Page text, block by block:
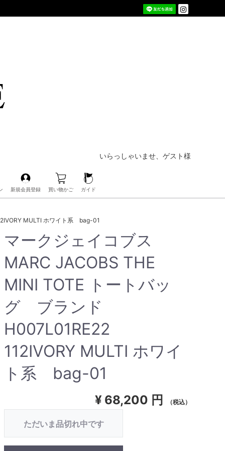
いらっしゃいませ、ゲスト様
新規会員登録 買い物かご ガイド
MULTI ホワイト系 bag-01
マークジェイコブス
MARC JACOBS THE
MINI TOTE トートバッ
グ ブランド
H007L01RE22
112IVORY MULTI ホワイ
ト系 bag-01
¥ 68,200 円 （税込）
ただいま品切れ中です